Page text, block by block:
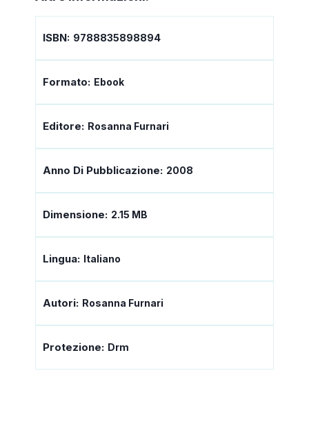
ISBN: 9788835898894
Formato: Ebook
Editore: Rosanna Furnari
Anno Di Pubblicazione: 2008
Dimensione: 2.15 MB
Lingua: Italiano
Autori: Rosanna Furnari
Protezione: Drm